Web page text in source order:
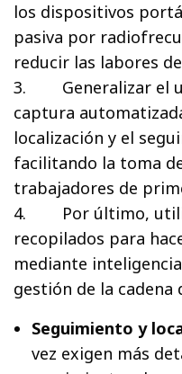
los dispositivos
pasiva por
reducir las labores
3. Generalizar el
captura
localización y el
facilitando la toma
trabajadores de
4. Por último,
recopilados para
mediante
gestión de la cadena
Seguimiento y
vez exigen más